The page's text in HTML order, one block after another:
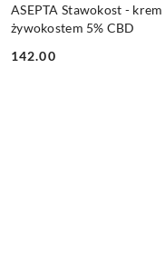
ASEPTA Stawokost -
żywokostem 5% CBD
Cena:
142.00